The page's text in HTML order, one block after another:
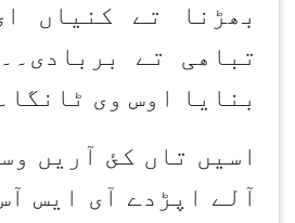
بھڑنا تے کنیاں
تباھی تے
بنایا اوس وی
اسیں تاں کئ آریں
آلے اپڑدے آی ایس